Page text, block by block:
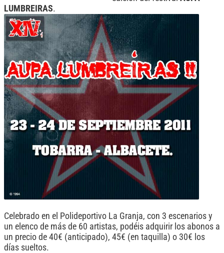
LUMBREIRAS.
Celebrado en el Polideportivo La Granja, con 3 escenarios y
un elenco de más de 60 artistas, podéis adquirir los abonos a
un precio de 40€ (anticipado), 45€ (en taquilla) o 30€ los
días sueltos.